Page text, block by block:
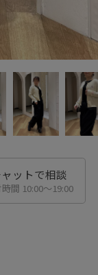
ットで相談
間 10:00〜19:00